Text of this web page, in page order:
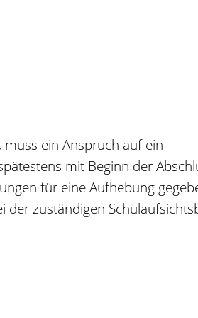
ein Anspruch auf ein
mit Beginn der
für eine Aufhebung
der zuständigen